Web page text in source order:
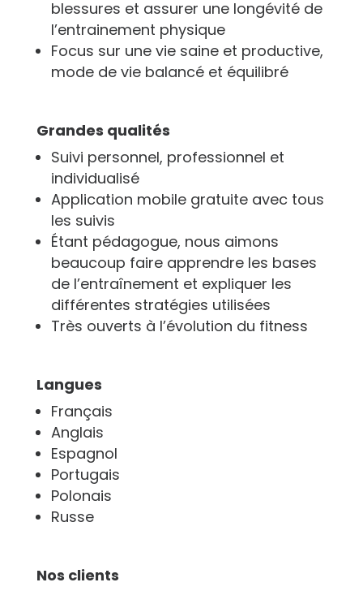
blessures et assurer une longévité de
l’entrainement physique
Focus sur une vie saine et productive,
mode de vie balancé et équilibré
Grandes qualités
Suivi personnel, professionnel et
individualisé
Application mobile gratuite avec tous
les suivis
Étant pédagogue, nous aimons
beaucoup faire apprendre les bases
de l’entraînement et expliquer les
différentes stratégies utilisées
Très ouverts à l’évolution du fitness
Langues
Français
Anglais
Espagnol
Portugais
Polonais
Russe
Nos clients